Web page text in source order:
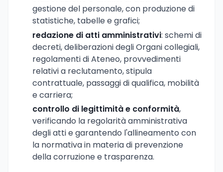
gestione del personale, con produzione di
statistiche, tabelle e grafici;
redazione di atti amministrativi: schemi di
decreti, deliberazioni degli Organi collegiali,
regolamenti di Ateneo, provvedimenti
relativi a reclutamento, stipula
contrattuale, passaggi di qualifica, mobilità
e carriera;
controllo di legittimità e conformità,
verificando la regolarità amministrativa
degli atti e garantendo l'allineamento con
la normativa in materia di prevenzione
della corruzione e trasparenza.